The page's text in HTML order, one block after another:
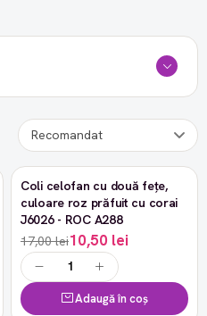
-38%
Coli celofan cu două fețe,
culoare roz prăfuit cu corai
J6026 - ROC A288
17,00 lei10,50 lei
Adaugă în coș